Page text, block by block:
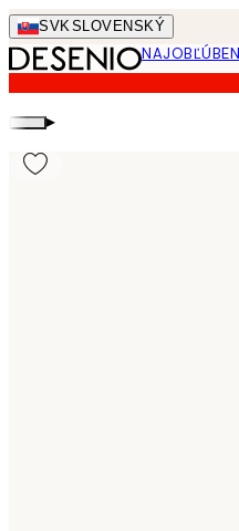
Skip
to
main
content.
SVKSLOVENSKÝ
▸